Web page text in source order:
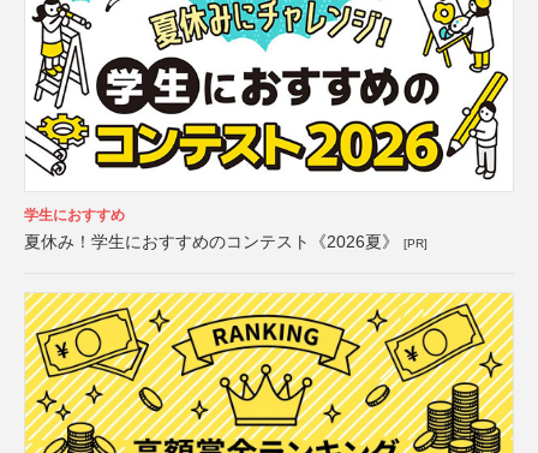
学生におすすめ
夏休み！学生におすすめのコンテスト《2026夏》 [PR]